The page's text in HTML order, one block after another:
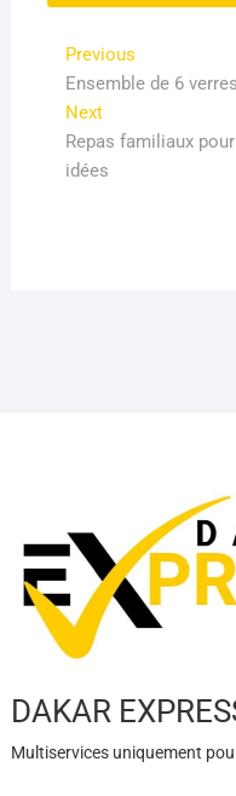
Navigation
de
l’article
PreviousPrevious
post:
Ensemble de 6
NextNext
post:
Repas familiaux
idées
DAKAR
Multiservices uniquement